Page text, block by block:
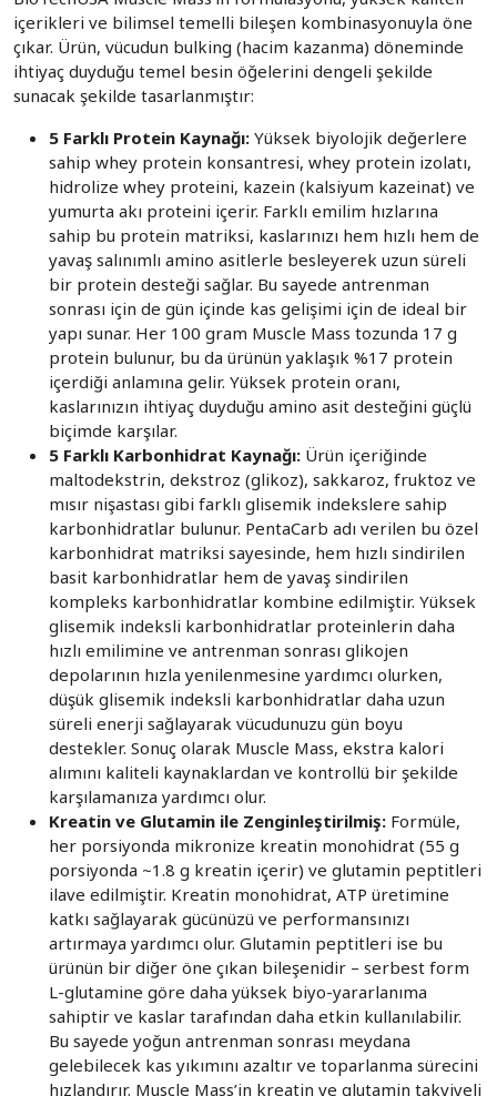
içerikleri ve bilimsel temelli bileşen kombinasyonuyla öne
çıkar. Ürün, vücudun bulking (hacim kazanma) döneminde
ihtiyaç duyduğu temel besin öğelerini dengeli şekilde
sunacak şekilde tasarlanmıştır:
5 Farklı Protein Kaynağı: Yüksek biyolojik değerlere
sahip whey protein konsantresi, whey protein izolatı,
hidrolize whey proteini, kazein (kalsiyum kazeinat) ve
yumurta akı proteini içerir. Farklı emilim hızlarına
sahip bu protein matriksi, kaslarınızı hem hızlı hem de
yavaş salınımlı amino asitlerle besleyerek uzun süreli
bir protein desteği sağlar. Bu sayede antrenman
sonrası için de gün içinde kas gelişimi için de ideal bir
yapı sunar. Her 100 gram Muscle Mass tozunda 17 g
protein bulunur, bu da ürünün yaklaşık %17 protein
içerdiği anlamına gelir. Yüksek protein oranı,
kaslarınızın ihtiyaç duyduğu amino asit desteğini güçlü
biçimde karşılar.
5 Farklı Karbonhidrat Kaynağı: Ürün içeriğinde
maltodekstrin, dekstroz (glikoz), sakkaroz, fruktoz ve
mısır nişastası gibi farklı glisemik indekslere sahip
karbonhidratlar bulunur. PentaCarb adı verilen bu özel
karbonhidrat matriksi sayesinde, hem hızlı sindirilen
basit karbonhidratlar hem de yavaş sindirilen
kompleks karbonhidratlar kombine edilmiştir. Yüksek
glisemik indeksli karbonhidratlar proteinlerin daha
hızlı emilimine ve antrenman sonrası glikojen
depolarının hızla yenilenmesine yardımcı olurken,
düşük glisemik indeksli karbonhidratlar daha uzun
süreli enerji sağlayarak vücudunuzu gün boyu
destekler. Sonuç olarak Muscle Mass, ekstra kalori
alımını kaliteli kaynaklardan ve kontrollü bir şekilde
karşılamanıza yardımcı olur.
Kreatin ve Glutamin ile Zenginleştirilmiş: Formüle,
her porsiyonda mikronize kreatin monohidrat (55 g
porsiyonda ~1.8 g kreatin içerir) ve glutamin peptitleri
ilave edilmiştir. Kreatin monohidrat, ATP üretimine
katkı sağlayarak gücünüzü ve performansınızı
artırmaya yardımcı olur. Glutamin peptitleri ise bu
ürünün bir diğer öne çıkan bileşenidir – serbest form
L-glutamine göre daha yüksek biyo-yararlanıma
sahiptir ve kaslar tarafından daha etkin kullanılabilir.
Bu sayede yoğun antrenman sonrası meydana
gelebilecek kas yıkımını azaltır ve toparlanma sürecini
hızlandırır. Muscle Mass’in kreatin ve glutamin takviyeli